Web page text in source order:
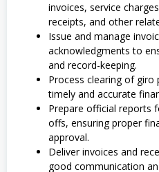
invoices, service
receipts, and other
Issue and manage
acknowledgments to
and record-keeping.
Process clearing of
timely and accurate
Prepare official reports
offs, ensuring proper
approval.
Deliver invoices and
good communication